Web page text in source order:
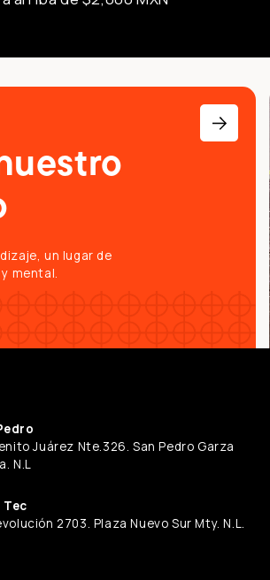
un lugar de
mental.
Juárez Nte.326. San Pedro Garza
N.L
Tec
2703. Plaza Nuevo Sur Mty. N.L.